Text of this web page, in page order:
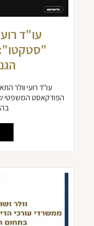
עו"ד
עו"ד רועי וולר
הפודקאסט המשפטי